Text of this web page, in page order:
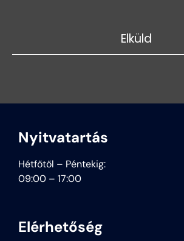
Elküld
Nyitvatartás
Hétfőtől – Péntekig:
09:00 – 17:00
Elérhetőség